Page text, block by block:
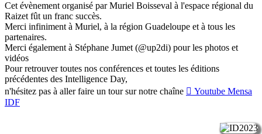
Cet évènement organisé par Muriel Boisseval à l'espace régional du
Raizet fût un franc succès.
Merci infiniment à Muriel, à la région Guadeloupe et à tous les
partenaires.
Merci également à Stéphane Jumet (@up2di) pour les photos et
vidéos
Pour retrouver toutes nos conférences et toutes les éditions
précédentes des Intelligence Day,
n'hésitez pas à aller faire un tour sur notre chaîne
Youtube Mensa
IDF